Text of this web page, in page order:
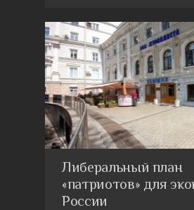
Либеральный план
«патриотов» для
России